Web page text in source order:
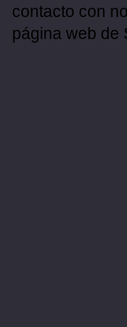
contacto con
página web de